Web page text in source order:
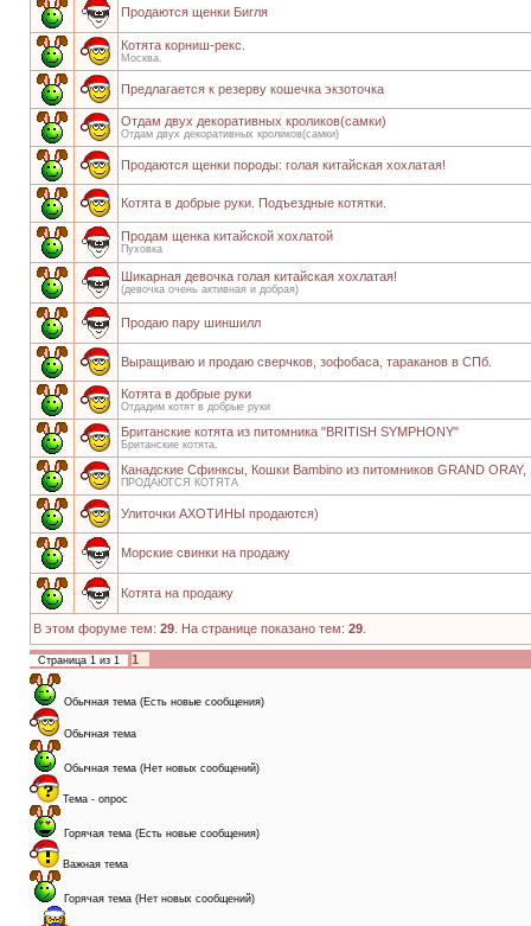
Продаются щенки Бигля
Котята корниш-рекс.
Москва.
Предлагается к резерву кошечка экзоточка
Отдам двух декоративных кроликов(самки)
Отдам двух декоративных кроликов(самки)
Продаются щенки породы: голая китайская хохлатая!
Котята в добрые руки. Подъездные котятки.
Продам щенка китайской хохлатой
Пуховка
Шикарная девочка голая китайская хохлатая!
(девочка очень активная и добрая)
Продаю пару шиншилл
Выращиваю и продаю сверчков, зофобаса, тараканов в СПб.
Котята в добрые руки
Отдадим котят в добрые руки
Британские котята из питомника "BRITISH SYMPHONY"
Британские котята.
Канадские Сфинксы, Кошки Bambino из питомников GRAND ORAY,
ПРОДАЮТСЯ КОТЯТА
Улиточки АХОТИНЫ продаются)
Морские свинки на продажу
Котята на продажу
В этом форуме тем: 29 . На странице показано тем: 29
Страница 1 из 1 1
Обычная тема (Есть новые сообщения)
Обычная тема
Обычная тема (Нет новых сообщений)
Тема - опрос
Горячая тема (Есть новые сообщения)
Важная тема
Горячая тема (Нет новых сообщений)